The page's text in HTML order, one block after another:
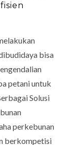
bisa
petani untuk
Solusi
perkebunan
berkompetisi